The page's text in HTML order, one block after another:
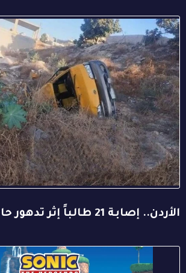
الأردن.. إصابة 21 طالباً إثر تدهور حافلة مدرسية